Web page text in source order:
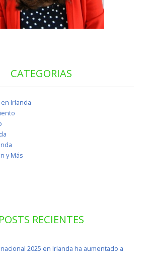
CATEGORIAS
Irlanda
y Más
POSTS RECIENTES
2025 en Irlanda ha aumentado a